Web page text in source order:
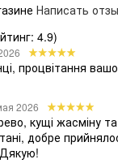
Написать
4.9)
процвітання
2026
кущі жасміну та
добре